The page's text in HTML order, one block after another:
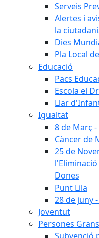
Serveis
Alertes i
la
Dies
Pla Local
Educació
Pacs
Escola el
Llar
Igualtat
8 de Març
Càncer de
25 de
Dones
Punt Lila
28 de juny
Joventut
Persones Grans